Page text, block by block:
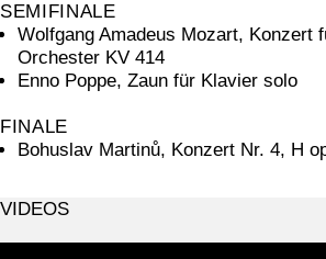
SEMIFINALE
Wolfgang Amadeus Mozart, Konzert
Orchester KV 414
Enno Poppe, Zaun für Klavier solo
FINALE
Bohuslav Martinů, Konzert Nr. 4, H
VIDEOS